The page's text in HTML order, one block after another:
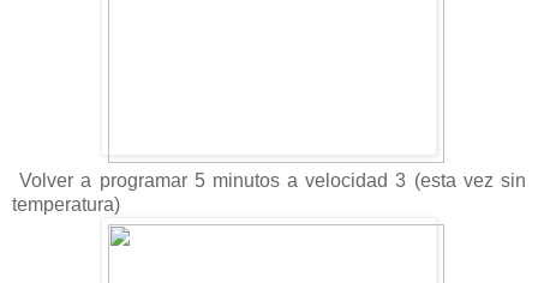
Volver a programar 5 minutos a velocidad 3 (esta vez sin
temperatura)